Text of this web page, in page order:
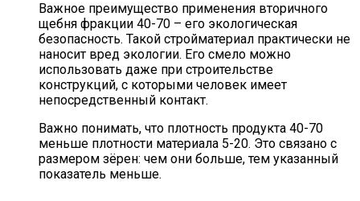
Важное преимущество применения вторичного
щебня фракции 40-70 – его экологическая
безопасность. Такой стройматериал практически не
наносит вред экологии. Его смело можно
использовать даже при строительстве
конструкций, с которыми человек имеет
непосредственный контакт.
Важно понимать, что плотность продукта 40-70
меньше плотности материала 5-20. Это связано с
размером зёрен: чем они больше, тем указанный
показатель меньше.